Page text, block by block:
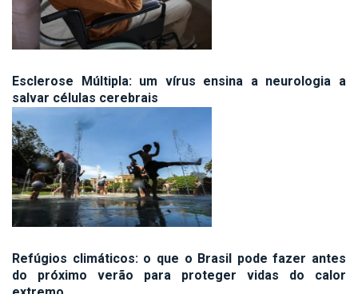
Esclerose Múltipla: um vírus ensina a neurologia a
salvar células cerebrais
Refúgios climáticos: o que o Brasil pode fazer antes
do próximo verão para proteger vidas do calor